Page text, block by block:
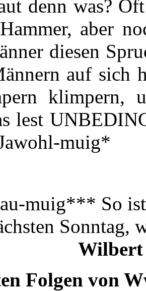
denn was?
aber
diesen
auf sich
klimpern,
lest
muig*
muig*** So ist
Sonntag,
Wilbert
Folgen von